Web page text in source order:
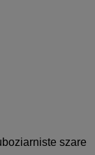
szare